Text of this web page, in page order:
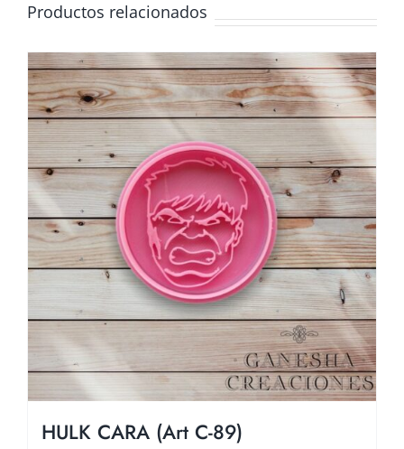
Productos relacionados
HULK CARA (Art C-89)